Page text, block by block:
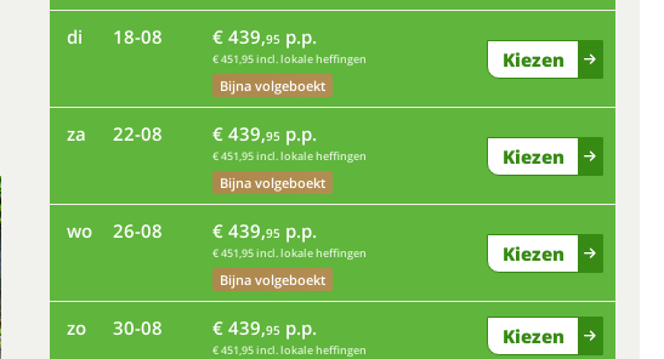
di 18-08 € 439,95 p.p.
€ 451,95 incl. lokale heffingen
Bijna volgeboekt
Kiezen
za 22-08 € 439,95 p.p.
€ 451,95 incl. lokale heffingen
Bijna volgeboekt
Kiezen
wo 26-08 € 439,95 p.p.
€ 451,95 incl. lokale heffingen
Bijna volgeboekt
Kiezen
zo 30-08 € 439,95 p.p.
€ 451,95 incl. lokale heffingen
Kiezen